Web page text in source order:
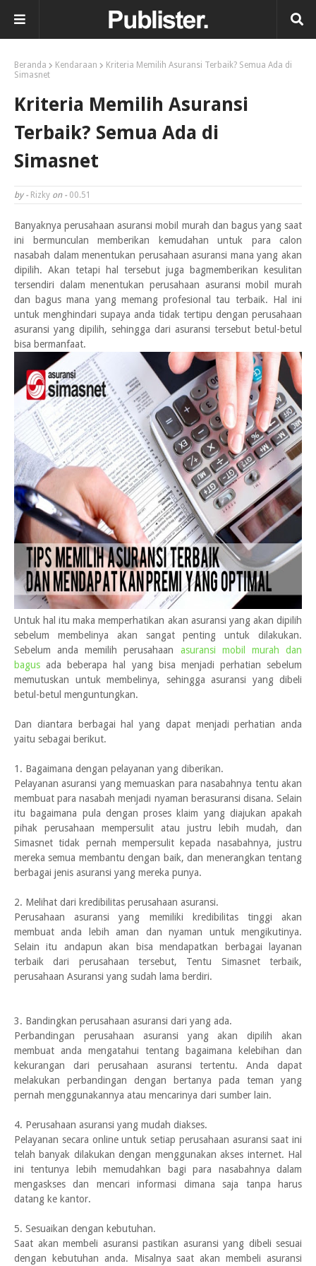
Beranda Kendaraan
Kriteria Memilih Asuransi Terbaik? Semua Ada di
Simasnet
Kriteria Memilih Asuransi
Terbaik? Semua Ada di
Simasnet
by - Rizky on - 00.51
Banyaknya perusahaan asuransi mobil murah dan bagus yang saat
ini bermunculan memberikan kemudahan untuk para calon
nasabah dalam menentukan perusahaan asuransi mana yang akan
dipilih. Akan tetapi hal tersebut juga bagmemberikan kesulitan
tersendiri dalam menentukan perusahaan asuransi mobil murah
dan bagus mana yang memang profesional tau terbaik. Hal ini
untuk menghindari supaya anda tidak tertipu dengan perusahaan
asuransi yang dipilih, sehingga dari asuransi tersebut betul-betul
bisa bermanfaat.
Untuk hal itu maka memperhatikan akan asuransi yang akan dipilih
sebelum membelinya akan sangat penting untuk dilakukan.
Sebelum anda memilih perusahaan asuransi mobil murah dan
bagus ada beberapa hal yang bisa menjadi perhatian sebelum
memutuskan untuk membelinya, sehingga asuransi yang dibeli
betul-betul menguntungkan.
Dan diantara berbagai hal yang dapat menjadi perhatian anda
yaitu sebagai berikut.
1. Bagaimana dengan pelayanan yang diberikan.
Pelayanan asuransi yang memuaskan para nasabahnya tentu akan
membuat para nasabah menjadi nyaman berasuransi disana. Selain
itu bagaimana pula dengan proses klaim yang diajukan apakah
pihak perusahaan mempersulit atau justru lebih mudah, dan
Simasnet tidak pernah mempersulit kepada nasabahnya, justru
mereka semua membantu dengan baik, dan menerangkan tentang
berbagai jenis asuransi yang mereka punya.
2. Melihat dari kredibilitas perusahaan asuransi.
Perusahaan asuransi yang memiliki kredibilitas tinggi akan
membuat anda lebih aman dan nyaman untuk mengikutinya.
Selain itu andapun akan bisa mendapatkan berbagai layanan
terbaik dari perusahaan tersebut, Tentu Simasnet terbaik,
perusahaan Asuransi yang sudah lama berdiri.
3. Bandingkan perusahaan asuransi dari yang ada.
Perbandingan perusahaan asuransi yang akan dipilih akan
membuat anda mengatahui tentang bagaimana kelebihan dan
kekurangan dari perusahaan asuransi tertentu. Anda dapat
melakukan perbandingan dengan bertanya pada teman yang
pernah menggunakannya atau mencarinya dari sumber lain.
4. Perusahaan asuransi yang mudah diakses.
Pelayanan secara online untuk setiap perusahaan asuransi saat ini
telah banyak dilakukan dengan menggunakan akses internet. Hal
ini tentunya lebih memudahkan bagi para nasabahnya dalam
mengaskses dan mencari informasi dimana saja tanpa harus
datang ke kantor.
5. Sesuaikan dengan kebutuhan.
Saat akan membeli asuransi pastikan asuransi yang dibeli sesuai
dengan kebutuhan anda. Misalnya saat akan membeli asuransi